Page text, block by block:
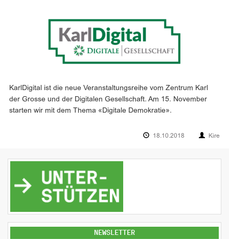
KarlDigital ist die neue Veranstaltungsreihe vom Zentrum Karl
der Grosse und der Digitalen Gesellschaft. Am 15. November
starten wir mit dem Thema «Digitale Demokratie».
18.10.2018 Kire
NEWSLETTER